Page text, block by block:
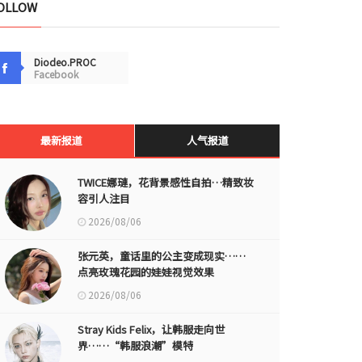
Diodeo.PROC
Facebook
最新报道 人气报道
TWICE娜璉，花背景感性自拍…精致妆
容引人注目
2026/08/06
张元英，童话里的公主变成现实……
点亮玫瑰花园的娃娃视觉效果
2026/08/06
Stray Kids Felix，让韩服走向世
界……“韩服浪潮”模特